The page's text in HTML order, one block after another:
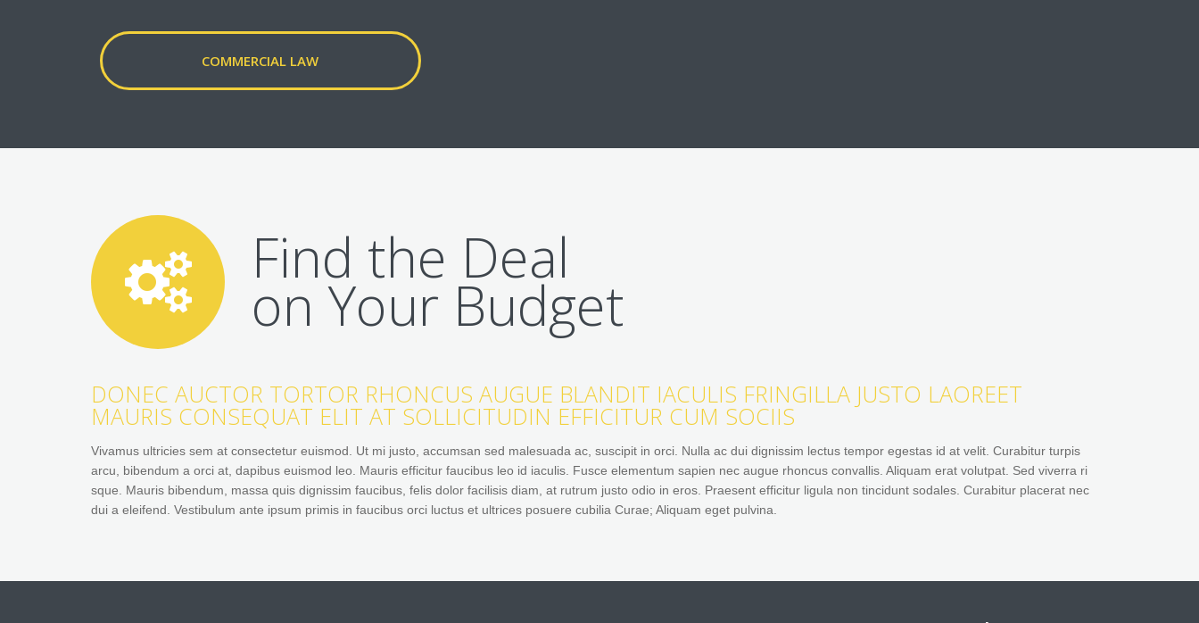
COMMERCIAL LAW
Find the Deal
on Your Budget
DONEC AUCTOR TORTOR RHONCUS AUGUE BLANDIT IACULIS FRINGILLA JUSTO LAOREET
MAURIS CONSEQUAT ELIT AT SOLLICITUDIN EFFICITUR CUM SOCIIS
Vivamus ultricies sem at consectetur euismod. Ut mi justo, accumsan sed malesuada ac, suscipit in orci. Nulla ac dui dignissim lectus tempor egestas id at velit. Curabitur turpis
arcu, bibendum a orci at, dapibus euismod leo. Mauris efficitur faucibus leo id iaculis. Fusce elementum sapien nec augue rhoncus convallis. Aliquam erat volutpat. Sed viverra ri
sque. Mauris bibendum, massa quis dignissim faucibus, felis dolor facilisis diam, at rutrum justo odio in eros. Praesent efficitur ligula non tincidunt sodales. Curabitur placerat nec
dui a eleifend. Vestibulum ante ipsum primis in faucibus orci luctus et ultrices posuere cubilia Curae; Aliquam eget pulvina.